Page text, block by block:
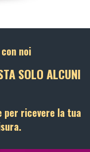
noi
SOLO ALCUNI
per ricevere la tua